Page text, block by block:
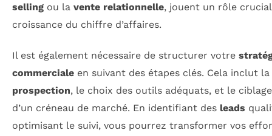
selling ou la vente relationnelle, jouent un rôle
croissance du chiffre d’affaires.
Il est également nécessaire de structurer votre
commerciale en suivant des étapes clés. Cela inclut la
prospection, le choix des outils adéquats, et le
d’un créneau de marché. En identifiant des leads
optimisant le suivi, vous pourrez transformer vos